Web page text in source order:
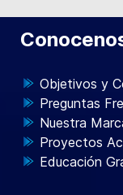
Objetivos y
Preguntas
Nuestra
Proyectos
Educación